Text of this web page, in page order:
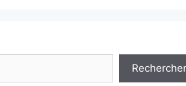
Rechercher